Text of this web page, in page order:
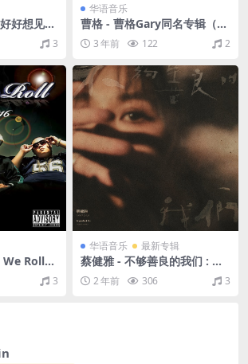
好想见到
线上
FLAC/分3
华语音乐
曹格 - 曹格Gary同名专辑（20
01/FLAC/分轨/288M）
3 年前 122 2
We Roll
/295M） 3
华语音乐 最新专辑
蔡健雅 - 不够善良的我们 : 戏
剧音乐设计专辑（2024/FLA
C/分轨/209M）
2 年前 306 3